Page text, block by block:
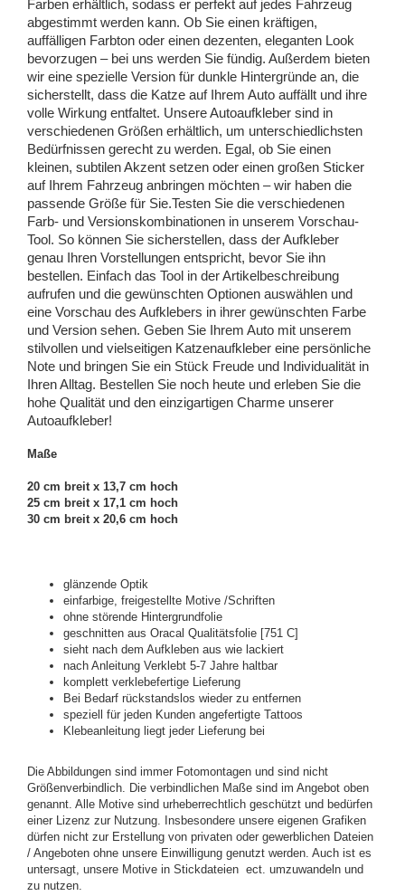
Farben erhältlich, sodass er perfekt auf jedes Fahrzeug
abgestimmt werden kann. Ob Sie einen kräftigen,
auffälligen Farbton oder einen dezenten, eleganten Look
bevorzugen – bei uns werden Sie fündig. Außerdem bieten
wir eine spezielle Version für dunkle Hintergründe an, die
sicherstellt, dass die Katze auf Ihrem Auto auffällt und ihre
volle Wirkung entfaltet. Unsere Autoaufkleber sind in
verschiedenen Größen erhältlich, um unterschiedlichsten
Bedürfnissen gerecht zu werden. Egal, ob Sie einen
kleinen, subtilen Akzent setzen oder einen großen Sticker
auf Ihrem Fahrzeug anbringen möchten – wir haben die
passende Größe für Sie.Testen Sie die verschiedenen
Farb- und Versionskombinationen in unserem Vorschau-
Tool. So können Sie sicherstellen, dass der Aufkleber
genau Ihren Vorstellungen entspricht, bevor Sie ihn
bestellen. Einfach das Tool in der Artikelbeschreibung
aufrufen und die gewünschten Optionen auswählen und
eine Vorschau des Aufklebers in ihrer gewünschten Farbe
und Version sehen. Geben Sie Ihrem Auto mit unserem
stilvollen und vielseitigen Katzenaufkleber eine persönliche
Note und bringen Sie ein Stück Freude und Individualität in
Ihren Alltag. Bestellen Sie noch heute und erleben Sie die
hohe Qualität und den einzigartigen Charme unserer
Autoaufkleber!
Maße
20 cm breit x 13,7 cm hoch
25 cm breit x 17,1 cm hoch
30 cm breit x 20,6 cm hoch
glänzende Optik
einfarbige, freigestellte Motive /Schriften
ohne störende Hintergrundfolie
geschnitten aus Oracal Qualitätsfolie [751 C]
sieht nach dem Aufkleben aus wie lackiert
nach Anleitung Verklebt 5-7 Jahre haltbar
komplett verklebefertige Lieferung
Bei Bedarf rückstandslos wieder zu entfernen
speziell für jeden Kunden angefertigte Tattoos
Klebeanleitung liegt jeder Lieferung bei
Die Abbildungen sind immer Fotomontagen und sind nicht
Größenverbindlich. Die verbindlichen Maße sind im Angebot oben
genannt. Alle Motive sind urheberrechtlich geschützt und bedürfen
einer Lizenz zur Nutzung. Insbesondere unsere eigenen Grafiken
dürfen nicht zur Erstellung von privaten oder gewerblichen Dateien
/ Angeboten ohne unsere Einwilligung genutzt werden. Auch ist es
untersagt, unsere Motive in Stickdateien ect. umzuwandeln und
zu nutzen.